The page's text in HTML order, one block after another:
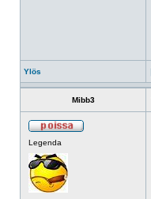
Ylös
Mibb3
Legenda